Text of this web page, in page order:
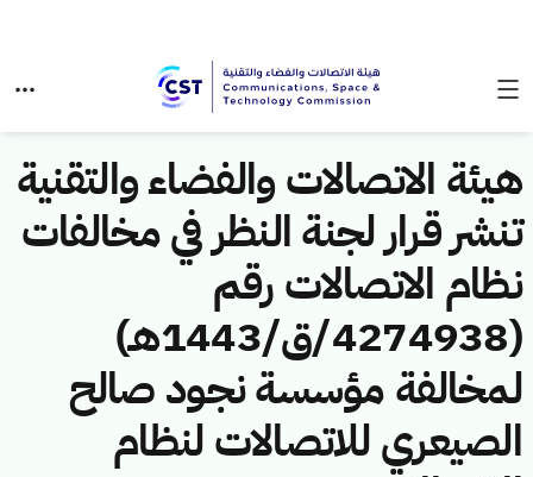
هيئة الاتصالات والفضاء والتقنية
تنشر قرار لجنة النظر في مخالفات
نظام الاتصالات رقم
(4274938/ق/1443هـ)
لمخالفة مؤسسة نجود صالح
الصيعري للاتصالات لنظام